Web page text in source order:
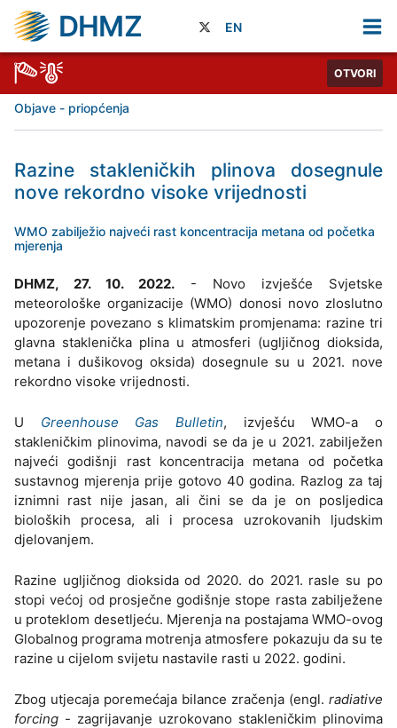
DHMZ EN
OTVORI
Objave - priopćenja
Razine stakleničkih plinova dosegnule
nove rekordno visoke vrijednosti
WMO zabilježio najveći rast koncentracija metana od početka
mjerenja
DHMZ, 27. 10. 2022. - Novo izvješće Svjetske
meteorološke organizacije (WMO) donosi novo zloslutno
upozorenje povezano s klimatskim promjenama: razine tri
glavna staklenička plina u atmosferi (ugljičnog dioksida,
metana i dušikovog oksida) dosegnule su u 2021. nove
rekordno visoke vrijednosti.
U Greenhouse Gas Bulletin, izvješću WMO-a o
stakleničkim plinovima, navodi se da je u 2021. zabilježen
najveći godišnji rast koncentracija metana od početka
sustavnog mjerenja prije gotovo 40 godina. Razlog za taj
iznimni rast nije jasan, ali čini se da je on posljedica
bioloških procesa, ali i procesa uzrokovanih ljudskim
djelovanjem.
Razine ugljičnog dioksida od 2020. do 2021. rasle su po
stopi većoj od prosječne godišnje stope rasta zabilježene
u proteklom desetljeću. Mjerenja na postajama WMO-ovog
Globalnog programa motrenja atmosfere pokazuju da su te
razine u cijelom svijetu nastavile rasti u 2022. godini.
Zbog utjecaja poremećaja bilance zračenja (engl. radiative
forcing - zagrijavanje uzrokovano stakleničkim plinovima